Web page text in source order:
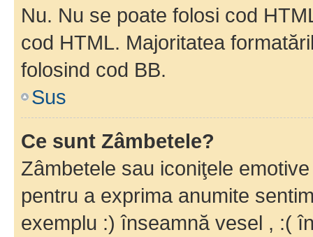
Nu. Nu se poate folosi cod
cod HTML. Majoritatea
folosind cod BB.
Sus
Ce sunt Zâmbetele?
Zâmbetele sau iconiţele
pentru a exprima anumite
exemplu :) înseamnă vesel , :(